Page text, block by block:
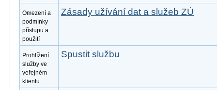
Omezení a
podmínky
přístupu a
použití
Zásady užívání dat a služeb ZÚ
Prohlížení
služby ve
veřejném
klientu
Spustit službu